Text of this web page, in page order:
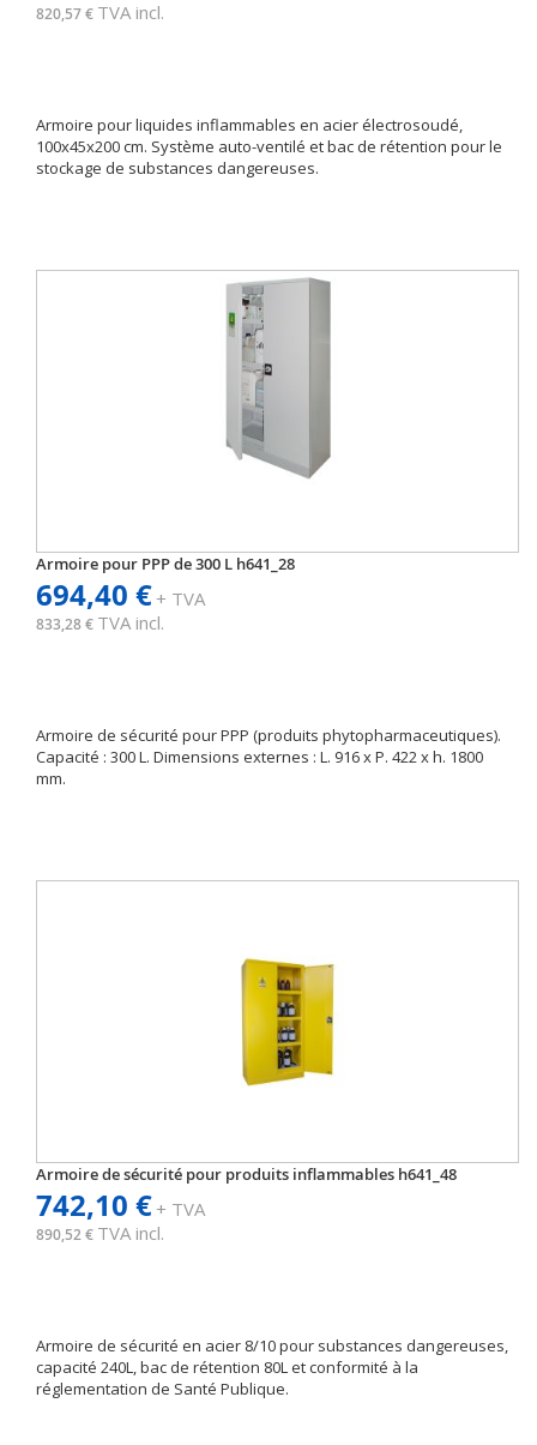
820,57 € TVA incl.
Armoire pour liquides inflammables en acier électrosoudé,
100x45x200 cm. Système auto-ventilé et bac de rétention pour le
stockage de substances dangereuses.
Armoire pour PPP de 300 L h641_28
694,40 €+ TVA
833,28 € TVA incl.
Armoire de sécurité pour PPP (produits phytopharmaceutiques).
Capacité : 300 L. Dimensions externes : L. 916 x P. 422 x h. 1800
mm.
Armoire de sécurité pour produits inflammables h641_48
742,10 €+ TVA
890,52 € TVA incl.
Armoire de sécurité en acier 8/10 pour substances dangereuses,
capacité 240L, bac de rétention 80L et conformité à la
réglementation de Santé Publique.